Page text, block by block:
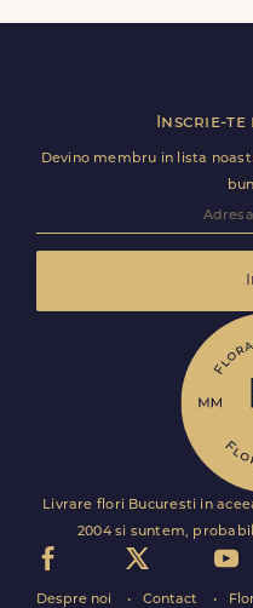
livrare pentru Isaiia.
Inscrie-
Devino membru in lista
Livrare flori Bucuresti in
2004 si suntem,
Despre noi Contact